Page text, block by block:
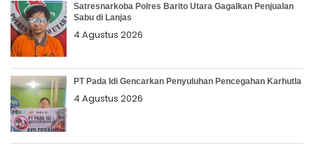
Satresnarkoba Polres Barito Utara Gagalkan Penjualan
Sabu di Lanjas
4 Agustus 2026
PT Pada Idi Gencarkan Penyuluhan Pencegahan Karhutla
4 Agustus 2026